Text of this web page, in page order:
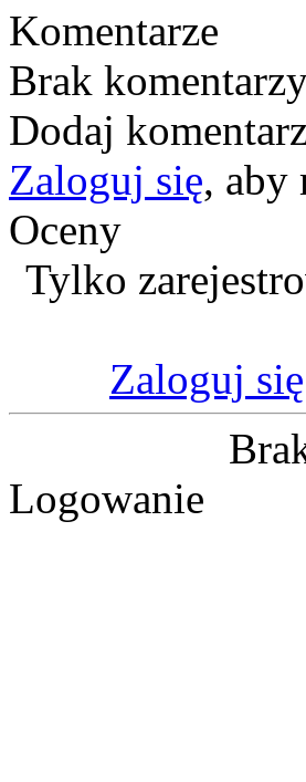
Komentarze
Brak
Dodaj
Zaloguj się, aby
Oceny
Tylko
Zaloguj się
Logowanie